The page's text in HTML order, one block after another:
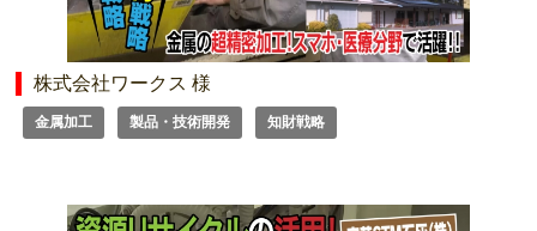
株式会社ワークス 様
金属加工 製品・技術開発 知財戦略